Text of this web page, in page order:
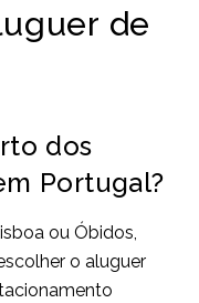
de
dos
Portugal?
ou Óbidos,
o aluguer